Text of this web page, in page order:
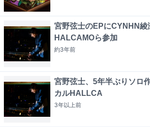
宮野弦士のEPにCYNHN綾
HALCAMOら参加
約3年前
宮野弦士、5年半ぶりソロ
カルHALLCA
3年以上前